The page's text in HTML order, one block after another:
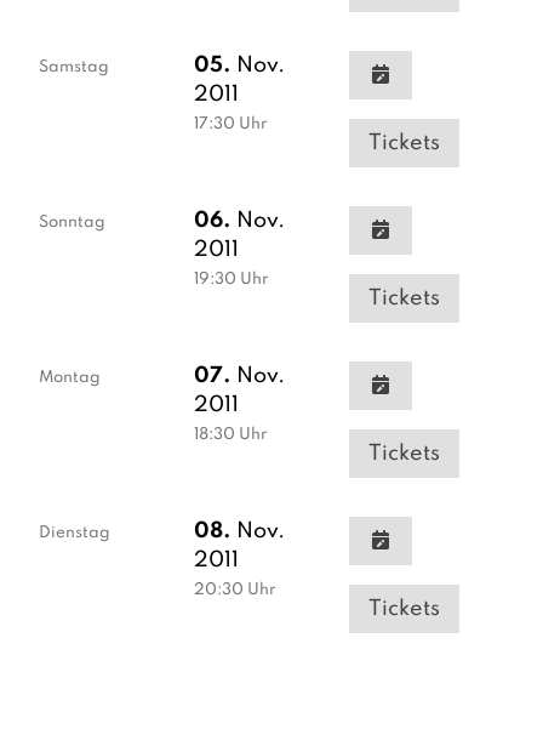
Samstag 05. Nov.
2011
17:30 Uhr
Tickets
Sonntag 06. Nov.
2011
19:30 Uhr
Tickets
Montag 07. Nov.
2011
18:30 Uhr
Tickets
Dienstag 08. Nov.
2011
20:30 Uhr
Tickets